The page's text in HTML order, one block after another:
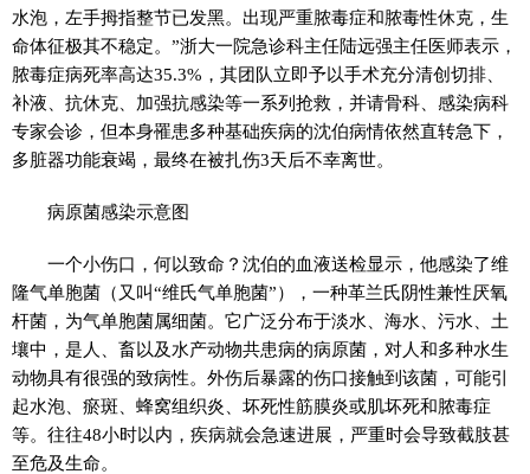
水泡，左手拇指整节已发黑。出现严重脓毒症和脓毒性休克，生
命体征极其不稳定。”浙大一院急诊科主任陆远强主任医师表示，
脓毒症病死率高达35.3%，其团队立即予以手术充分清创切排、
补液、抗休克、加强抗感染等一系列抢救，并请骨科、感染病科
专家会诊，但本身罹患多种基础疾病的沈伯病情依然直转急下，
多脏器功能衰竭，最终在被扎伤3天后不幸离世。
病原菌感染示意图
一个小伤口，何以致命？沈伯的血液送检显示，他感染了维
隆气单胞菌（又叫“维氏气单胞菌”），一种革兰氏阴性兼性厌氧
杆菌，为气单胞菌属细菌。它广泛分布于淡水、海水、污水、土
壤中，是人、畜以及水产动物共患病的病原菌，对人和多种水生
动物具有很强的致病性。外伤后暴露的伤口接触到该菌，可能引
起水泡、瘀斑、蜂窝组织炎、坏死性筋膜炎或肌坏死和脓毒症
等。往往48小时以内，疾病就会急速进展，严重时会导致截肢甚
至危及生命。